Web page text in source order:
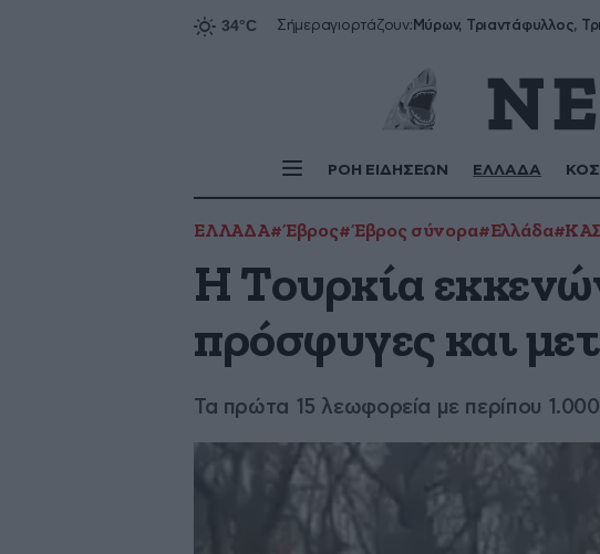
Σήμεραγιορτάζουν:
ΡΟΗ ΕΙΔΗΣΕΩΝ ΕΛΛΑΔΑ
ΕΛΛΑΔΑ#Έβρος#Έβρος σύνορα#Ελλάδα
Η Τουρκία
πρόσφυγες και
Τα πρώτα 15 λεωφορεία με περίπου